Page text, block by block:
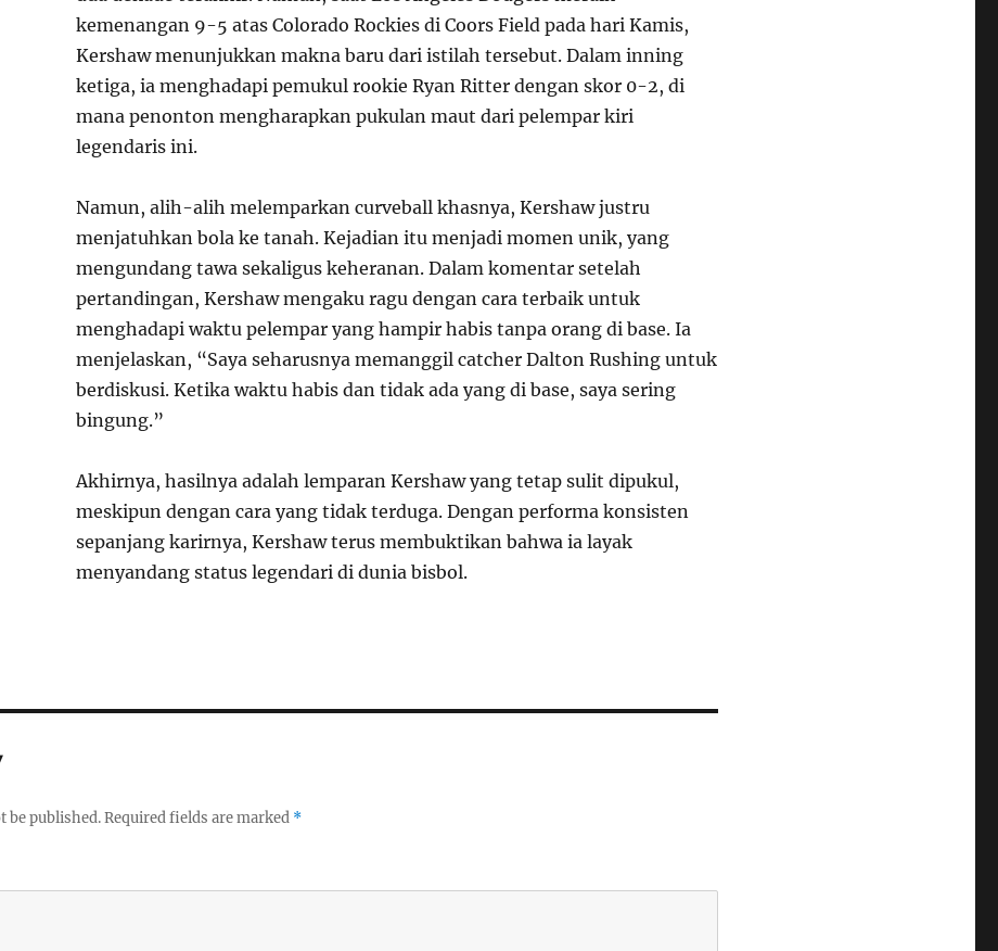
kemenangan 9-5 atas Colorado Rockies di Coors Field pada hari Kamis,
Kershaw menunjukkan makna baru dari istilah tersebut. Dalam inning
ketiga, ia menghadapi pemukul rookie Ryan Ritter dengan skor 0-2, di
mana penonton mengharapkan pukulan maut dari pelempar kiri
legendaris ini.
Namun, alih-alih melemparkan curveball khasnya, Kershaw justru
menjatuhkan bola ke tanah. Kejadian itu menjadi momen unik, yang
mengundang tawa sekaligus keheranan. Dalam komentar setelah
pertandingan, Kershaw mengaku ragu dengan cara terbaik untuk
menghadapi waktu pelempar yang hampir habis tanpa orang di base. Ia
menjelaskan, “Saya seharusnya memanggil catcher Dalton Rushing untuk
berdiskusi. Ketika waktu habis dan tidak ada yang di base, saya sering
bingung.”
Akhirnya, hasilnya adalah lemparan Kershaw yang tetap sulit dipukul,
meskipun dengan cara yang tidak terduga. Dengan performa konsisten
sepanjang karirnya, Kershaw terus membuktikan bahwa ia layak
menyandang status legendari di dunia bisbol.
be published.Required fields are marked *